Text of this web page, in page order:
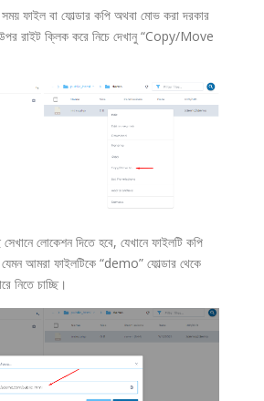
ফাইল বা ফোল্ডার কপি অথবা মোভ করা দরকার
রাইট ক্লিক করে নিচে দেখানু “Copy/Move
লোকেশন দিতে হবে, যেখানে ফাইলটি কপি
আমরা ফাইলটিকে “demo” ফোল্ডার থেকে
নিতে চাচ্ছি।